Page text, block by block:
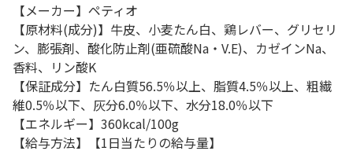
【メーカー】ペティオ
【原材料(成分)】牛皮、小麦たん白、鶏レバー、グリセリ
ン、膨張剤、酸化防止剤(亜硫酸Na・V.E)、カゼインNa、
香料、リン酸K
【保証成分】たん白質56.5％以上、脂質4.5％以上、粗繊
維0.5％以下、灰分6.0％以下、水分18.0％以下
【エネルギー】360kcal/100g
【給与方法】【1日当たりの給与量】